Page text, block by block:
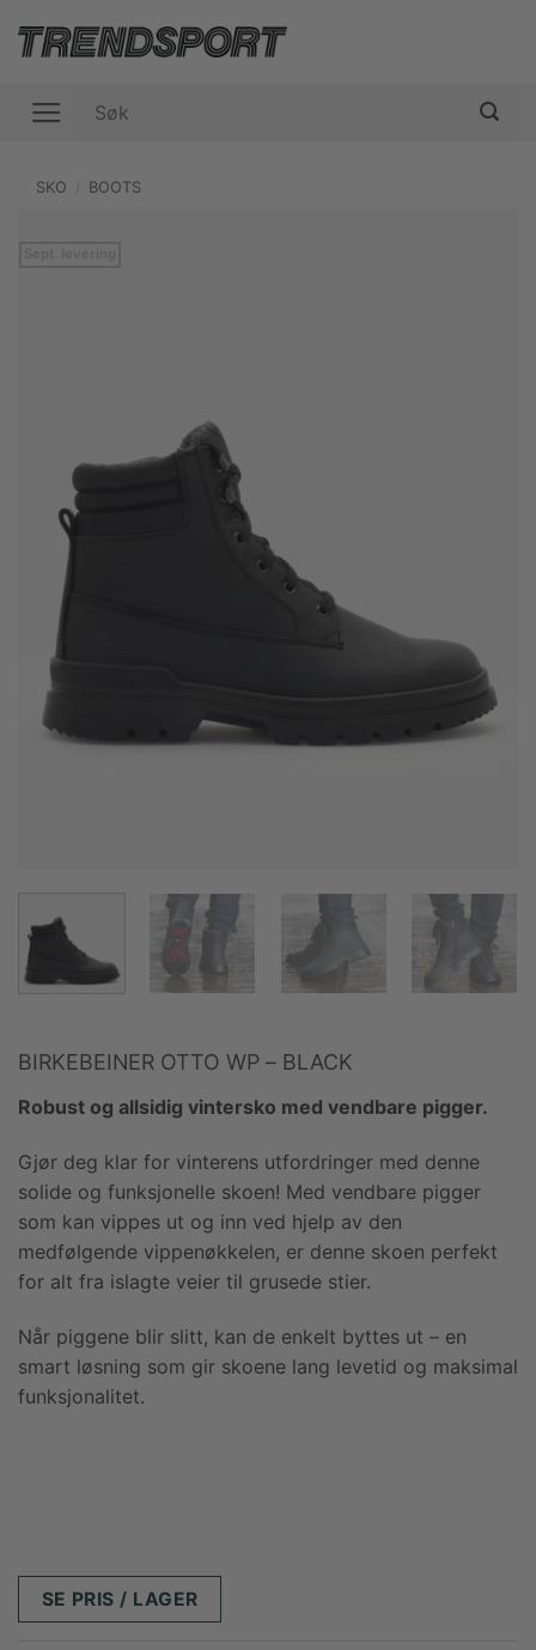
etter:
SKO / BOOTS
BIRKEBEINER OTTO WP – BLACK
Robust og allsidig vintersko med vendbare pigger.
Gjør deg klar for vinterens utfordringer med denne
solide og funksjonelle skoen! Med vendbare pigger
som kan vippes ut og inn ved hjelp av den
medfølgende vippenøkkelen, er denne skoen perfekt
for alt fra islagte veier til grusede stier.
Når piggene blir slitt, kan de enkelt byttes ut – en
smart løsning som gir skoene lang levetid og maksimal
funksjonalitet.
SE PRIS / LAGER